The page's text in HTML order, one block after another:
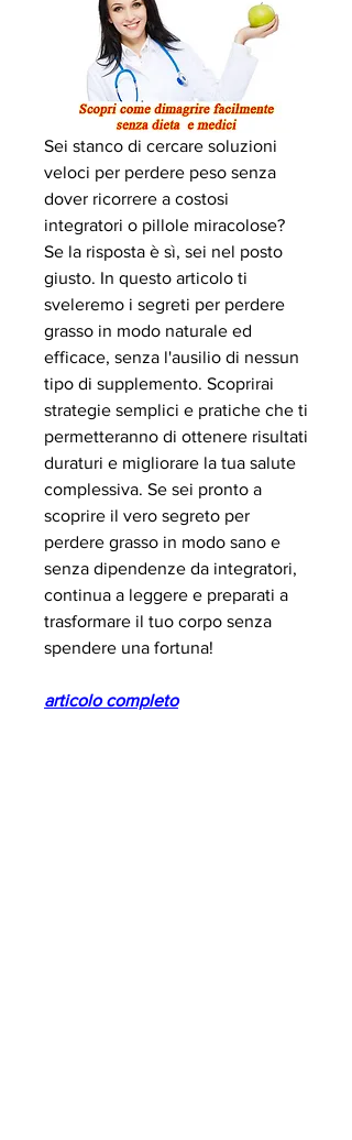
Sei stanco di cercare soluzioni
veloci per perdere peso senza
dover ricorrere a costosi
integratori o pillole miracolose?
Se la risposta è sì, sei nel posto
giusto. In questo articolo ti
sveleremo i segreti per perdere
grasso in modo naturale ed
efficace, senza l'ausilio di nessun
tipo di supplemento. Scoprirai
strategie semplici e pratiche che ti
permetteranno di ottenere risultati
duraturi e migliorare la tua salute
complessiva. Se sei pronto a
scoprire il vero segreto per
perdere grasso in modo sano e
senza dipendenze da integratori,
continua a leggere e preparati a
trasformare il tuo corpo senza
spendere una fortuna!
articolo completo